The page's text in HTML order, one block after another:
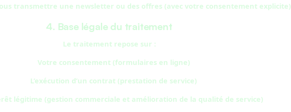
transmettre une newsletter ou des offres (avec votre consentement explicite)
4. Base légale du traitement
Le traitement repose sur :
Votre consentement (formulaires en ligne)
L’exécution d’un contrat (prestation de service)
légitime (gestion commerciale et amélioration de la qualité de service)